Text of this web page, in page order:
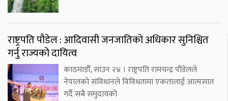
राष्ट्रपति पौडेल : आदिवासी जनजातिको अधिकार सुनिश्चित
गर्नु राज्यको दायित्व
काठमाडौँ, साउन २४ । राष्ट्रपति रामचन्द्र पौडेलले
नेपालको संविधानले विविधतामा एकतालाई आत्मसात
गर्दै सबै समुदायको